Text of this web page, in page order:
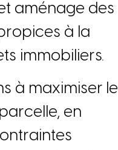
t aménage des
ropices à la
ts immobiliers.
s à maximiser le
parcelle, en
ontraintes